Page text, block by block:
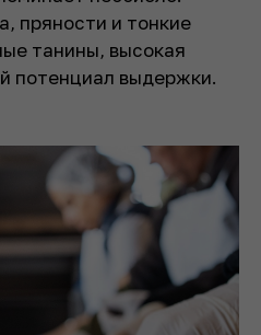
пряности и тонкие
танины, высокая
потенциал выдержки.